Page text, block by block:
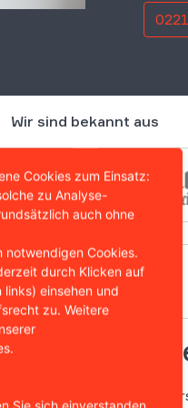
Wir sind bekannt aus
bei dem
) haften
Cookies zum Einsatz:
zu Analyse-
auch ohne
notwendigen Cookies.
durch Klicken auf
einsehen und
zu. Weitere